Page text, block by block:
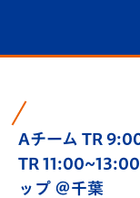
Aチーム TR
TR
ップ ＠千葉